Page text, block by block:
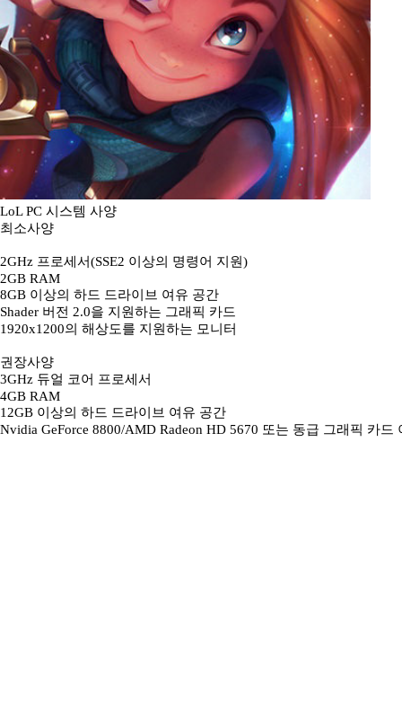
LoL PC 시스템 사양
최소사양
2GHz 프로세서(SSE2 이상의 명령어 지원)
2GB RAM
8GB 이상의 하드 드라이브 여유 공간
Shader 버전 2.0을 지원하는 그래픽 카드
1920x1200의 해상도를 지원하는 모니터
권장사양
3GHz 듀얼 코어 프로세서
4GB RAM
12GB 이상의 하드 드라이브 여유 공간
Nvidia GeForce 8800/AMD Radeon HD 5670 또는 동급 그래픽 카